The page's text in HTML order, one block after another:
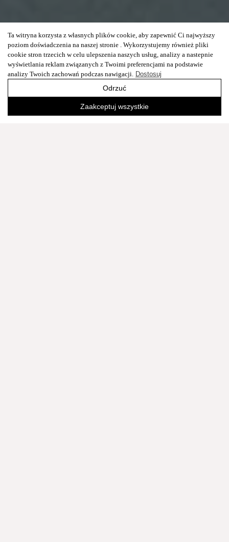
Ta witryna korzysta z własnych plików cookie, aby zapewnić Ci najwyższy
poziom doświadczenia na naszej stronie . Wykorzystujemy również pliki
cookie stron trzecich w celu ulepszenia naszych usług, analizy a nastepnie
wyświetlania reklam związanych z Twoimi preferencjami na podstawie
analizy Twoich zachowań podczas nawigacji. Dostosuj
Odrzuć
Zaakceptuj wszystkie